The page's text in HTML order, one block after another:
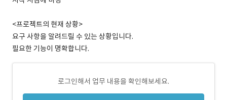
<프로젝트의 현재 상황>
요구 사항을 알려드릴 수 있는 상황입니다.
필요한 기능이 명확합니다.
로그인해서 업무 내용을 확인해보세요.